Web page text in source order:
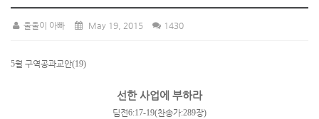
울울이 아빠 May 19, 2015 1430
5월 구역공과교안(19)
선한 사업에 부하라
딤전6:17-19(찬송가:289장)